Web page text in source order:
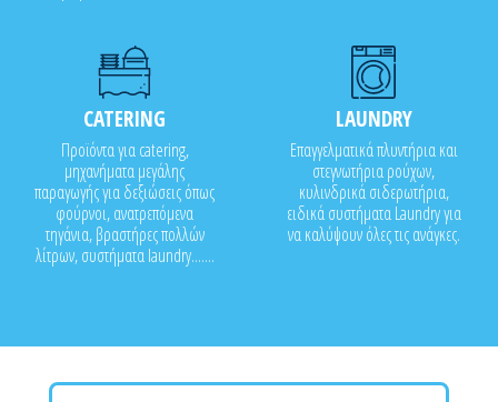
CATERING
Προϊόντα για catering,
μηχανήματα μεγάλης
παραγωγής για δεξιώσεις όπως
φούρνοι, ανατρεπόμενα
τηγάνια, βραστήρες πολλών
λίτρων, συστήματα laundry.......
LAUNDRY
Επαγγελματικά πλυντήρια και
στεγνωτήρια ρούχων,
κυλινδρικά σιδερωτήρια,
ειδικά συστήματα Laundry για
να καλύψουν όλες τις ανάγκες.